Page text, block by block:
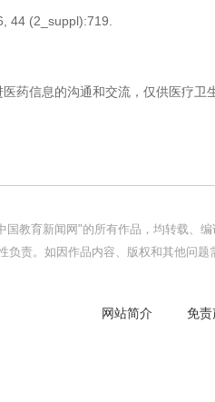
44 (2_suppl):719.
药信息的沟通和交流，仅供医疗
国教育新闻网"的所有作品，均转载、
负责。如因作品内容、版权和其他问
网站简介 免责